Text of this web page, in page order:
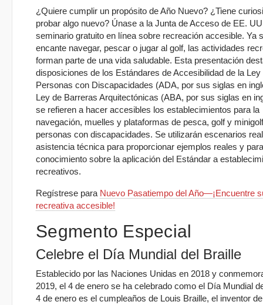
¿Quiere cumplir un propósito de Año Nuevo? ¿Tiene
probar algo nuevo? Únase a la Junta de Acceso de EE.
seminario gratuito en línea sobre recreación accesible. Ya
encante navegar, pescar o jugar al golf, las actividades
forman parte de una vida saludable. Esta presentación
disposiciones de los Estándares de Accesibilidad de la Ley
Personas con Discapacidades (ADA, por sus siglas en
Ley de Barreras Arquitectónicas (ABA, por sus siglas en
se refieren a hacer accesibles los establecimientos para la
navegación, muelles y plataformas de pesca, golf y
personas con discapacidades. Se utilizarán escenarios
asistencia técnica para proporcionar ejemplos reales y
conocimiento sobre la aplicación del Estándar a
recreativos.
Regístrese para Nuevo Pasatiempo del Año—¡Encuentre
recreativa accesible!
Segmento Especial
Celebre el Día Mundial del Braille
Establecido por las Naciones Unidas en 2018 y
2019, el 4 de enero se ha celebrado como el Día Mundial
4 de enero es el cumpleaños de Louis Braille, el inventor